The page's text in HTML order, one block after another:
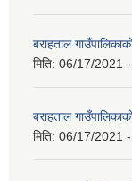
बराहताल
मिति: 06/17/2021
बराहताल
मिति: 06/17/2021